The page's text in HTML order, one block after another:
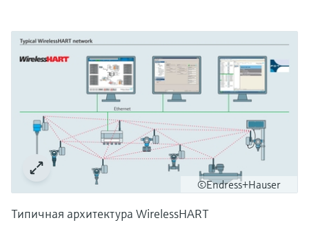
©Endress+Hauser
Типичная архитектура WirelessHART